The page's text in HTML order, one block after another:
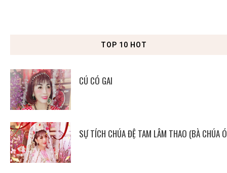
TOP 10 HOT
CÚ CÓ GAI
SỰ TÍCH CHÚA ĐỆ TAM LÂM THAO (BÀ CHÚA